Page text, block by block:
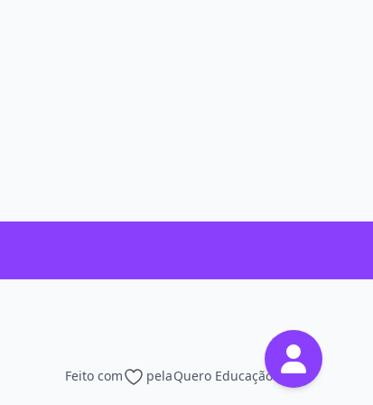
Feito com pelaQuero Educação